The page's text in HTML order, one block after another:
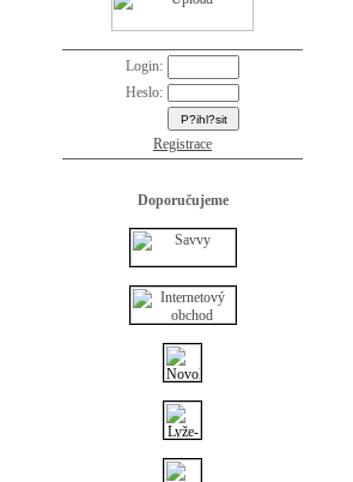
Login:
Heslo:
Registrace
Doporučujeme